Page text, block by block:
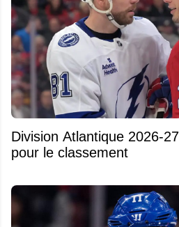
Division Atlantique 2026-
pour le classement